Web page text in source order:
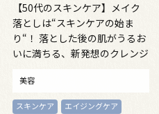
【50代のスキンケア】メイク
落としは“スキンケアの始ま
り“！ 落とした後の肌がうるお
いに満ちる、新発想のクレンジ
美容
スキンケア エイジングケア